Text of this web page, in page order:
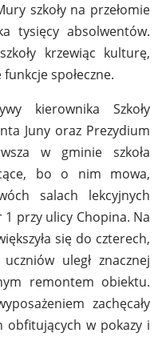
szkoły na przełomie
tysięcy absolwentów.
krzewiąc kulturę,
funkcje społeczne.
kierownika Szkoły
Juny oraz Prezydium
w gminie szkoła
bo o nim mowa,
salach lekcyjnych
1 przy ulicy Chopina. Na
się do czterech,
uległ znacznej
remontem obiektu.
zachęcały
obfitujących w pokazy i